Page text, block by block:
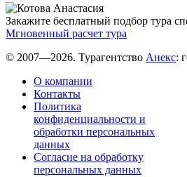
Закажите бесплатный подбор тура
Мгновенный расчет тура
© 2007—2026. Турагентство Анекс:
О компании
Контакты
Политика
конфиденциальности и
обработки персональных
данных
Согласие на обработку
персональных данных